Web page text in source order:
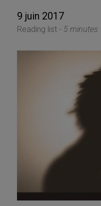
9 juin 2017
Reading list - 5 minutes